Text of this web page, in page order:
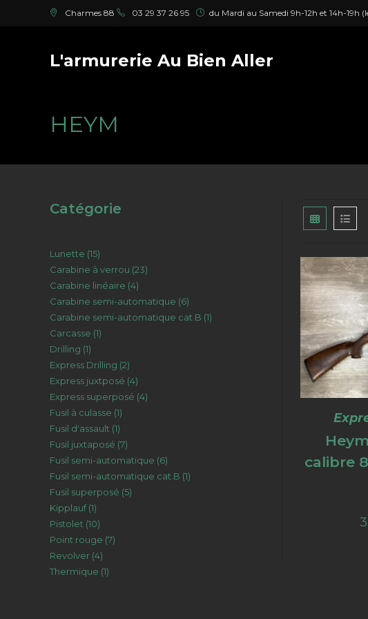
Charmes 88 03 29 37 26 95 du Mardi au Samedi 9h-12h et 14h-19h
L'armurerie Au Bien Aller
HEYM
calibre
Catégorie
Lunette 1515
produits
Carabine à verrou 2323
Carabine linéaire 44
produits
Carabine semi-automatique 66
produits
Carabine semi-automatique cat.B 11
Carcasse 11
Drilling 11
produit
Express Drilling 22
produits
Express juxtposé 44
produits
Express superposé 44
Fusil à culasse 11
produit
Fusil d'assault 11
produit
Fusil juxtaposé 77
produits
Fusil semi-automatique 66
produits
Fusil semi-automatique cat.B 11
Fusil superposé 55
Kipplauf 11
produit
Pistolet 1010
produits
Point rouge 77
Revolver 44
produits
Thermique 11